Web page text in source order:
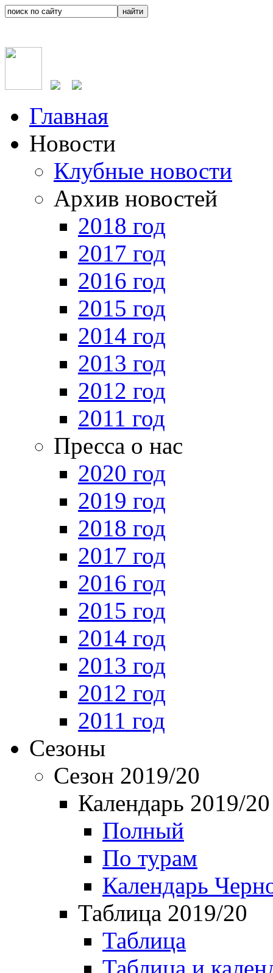
Главная
Новости
Клубные новости
Архив новостей
2018 год
2017 год
2016 год
2015 год
2014 год
2013 год
2012 год
2011 год
Пресса о нас
2020 год
2019 год
2018 год
2017 год
2016 год
2015 год
2014 год
2013 год
2012 год
2011 год
Сезоны
Сезон 2019/20
Календарь 2019/20
Полный
По турам
Календарь
Таблица 2019/20
Таблица